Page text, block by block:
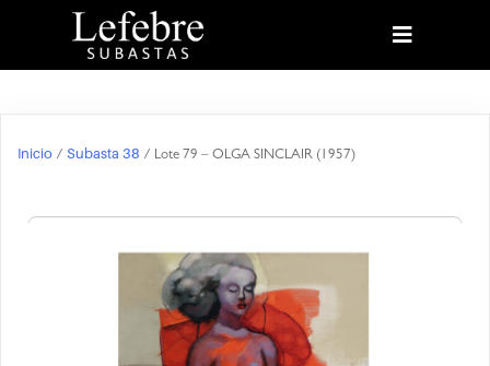
Inicio / Subasta 38 / Lote 79 – OLGA SINCLAIR (1957)